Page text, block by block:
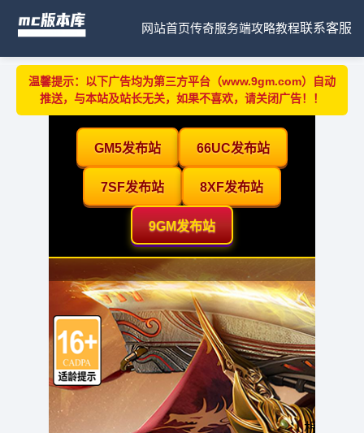
网站首页传奇服务端攻略教程联系客服
温馨提示：以下广告均为第三方平台（www.9gm.com）自动
推送，与本站及站长无关，如果不喜欢，请关闭广告！！